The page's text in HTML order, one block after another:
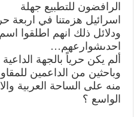
الرافضون للتطبيع جهلة
اسرائيل هزمتنا في اربعة
ودلائل ذلك انهم اطلقوا
احدىشوارعهم…
ألم يكن حرياً بالجهة
وباحثين من الداعمين
منه على الساحة العربية
الواسع ؟